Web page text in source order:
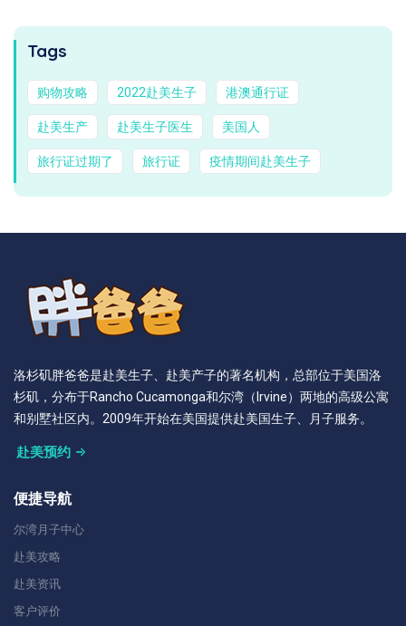
Tags
购物攻略 2022赴美生子 港澳通行证
赴美生产 赴美生子医生 美国人
旅行证过期了 旅行证 疫情期间赴美生子
洛杉矶胖爸爸是赴美生子、赴美产子的著名机构，总部位于美国洛
杉矶，分布于Rancho Cucamonga和尔湾（Irvine）两地的高级公寓
和别墅社区内。2009年开始在美国提供赴美国生子、月子服务。
赴美预约
便捷导航
尔湾月子中心
赴美攻略
赴美资讯
客户评价